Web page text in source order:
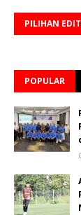
PILIHAN
POPULAR